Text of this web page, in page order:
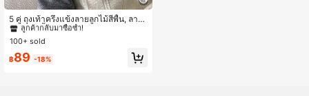
5 คู่ ถุงเท้าครึ่งแข้งลายลูกไม้สีพื้น, ลาย
ทางแนวตั้ง, ลายจุด, ลายดอกไม้ คอลเล
กชันใหม่สำหรับฤดูใบไม้ผลิ/ฤดูร้อน
#1 ขายดี
ลูกค้ากลับมาซื้อซ้ำ!
#1 ขายดี
ลูกค้ากลับมาซื้อซ้ำ!
#1 ขายดี
ลูกค้ากลับมาซื้อซ้ำ!
#1 ขายดี
ใน น่ารัก-หวาน ถุงเท้าลูกเรือผู้หญิง
100+ sold
฿89 -18%